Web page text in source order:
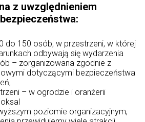
z uwzględnieniem
do 150 osób, w przestrzeni, w której
odbywają się wydarzenia
– zorganizowana zgodnie z
dotyczącymi bezpieczeństwa
– w ogrodzie i oranżerii
poziomie organizacyjnym,